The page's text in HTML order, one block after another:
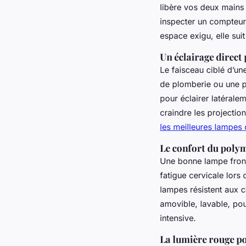
libère vos deux
inspecter un
espace exigu, elle
Un éclairage
Le faisceau ciblé
de plomberie ou une
pour éclairer
craindre les
les meilleures
Le confort du
Une bonne lampe
fatigue cervicale lors
lampes résistent aux
amovible, lavable,
intensive.
La lumière rouge